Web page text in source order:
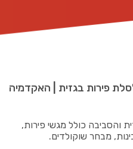
פירות בגזית | האקדמיה
והסביבה כולל מגשי פירות,
מבחר שוקולדים.